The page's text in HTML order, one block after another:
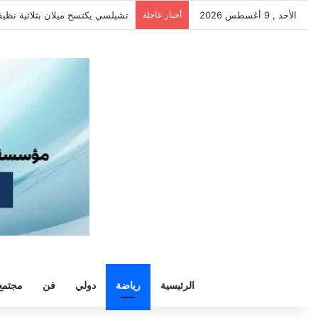
الأحد , 9 أغسطس 2026 أخبار عاجلة بيتسو موسيماني يعود إلي دياره
الرئيسية رياضة دولي فن